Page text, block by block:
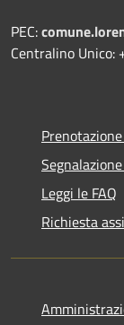
PEC:
Centralino Unico:
Leggi le FAQ
Richiesta